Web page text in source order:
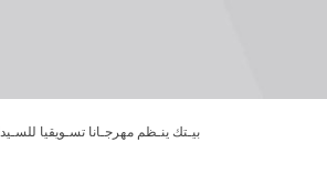
بيـتك ينـظم مهرجـانا تسـويقيا للسـيدات